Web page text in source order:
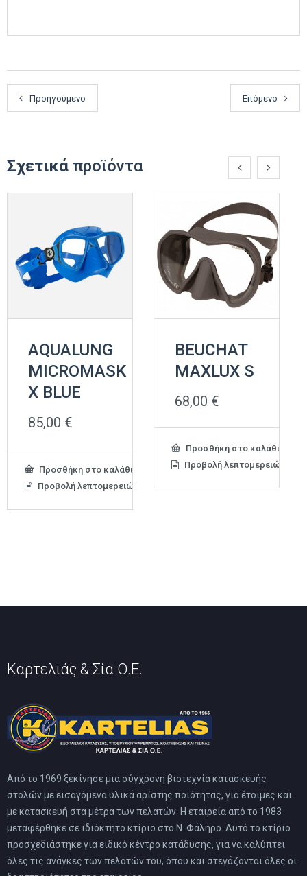
Προηγούμενο Επόμενο
Σχετικά προϊόντα
AQUALUNG
MICROMASK
X BLUE
85,00 €
Προσθήκη στο καλάθι
Προβολή λεπτομερειών
BEUCHAT
MAXLUX S
68,00 €
Προσθήκη στο καλάθι
Προβολή λεπτομερειών
Καρτελιάς & Σία Ο.Ε.
Από το 1969 ξεκίνησε μια σύγχρονη βιοτεχνία κατασκευής
στολών με εισαγόμενα υλικά αρίστης ποιότητας, για έτοιμες και
με κατασκευή στα μέτρα των πελατών. Η εταιρεία από το 1983
μεταφέρθηκε σε ιδιόκτητο κτίριο στο Ν. Φάληρο. Αυτό το κτίριο
προσχεδιάστηκε για ειδικό κέντρο κατάδυσης, για να καλύπτει
όλες τις ανάγκες των πελατών του, όπου και στεγάζονται όλες οι